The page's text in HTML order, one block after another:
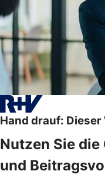
Hand drauf:
Nutzen Sie
und